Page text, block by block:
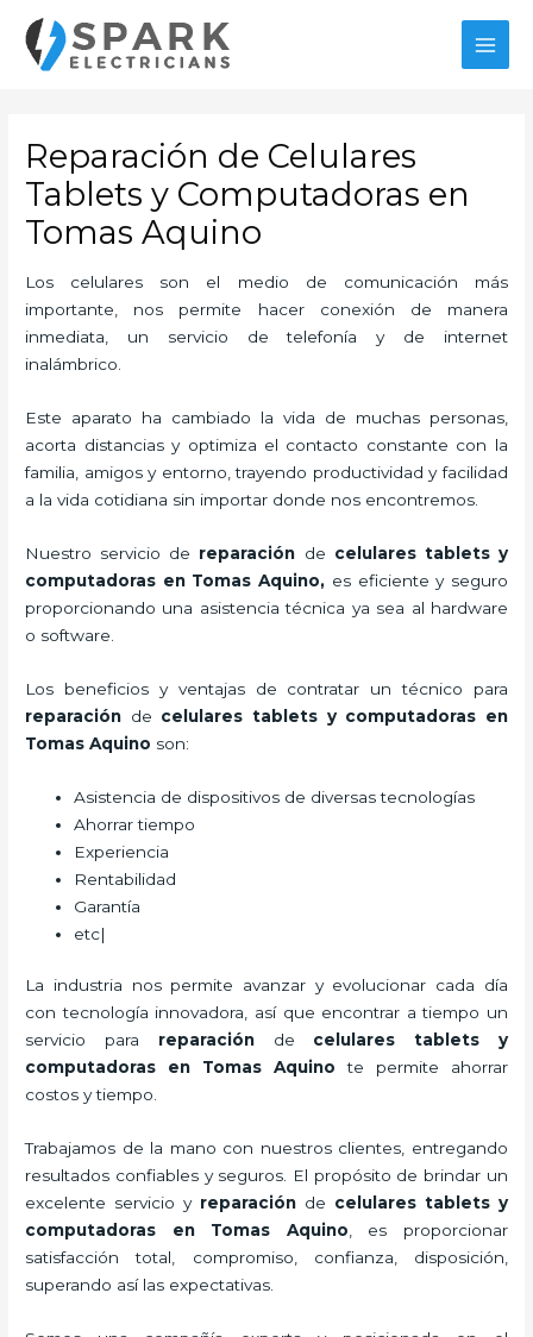
contenido
Reparación de Celulares
Tablets y Computadoras en
Tomas Aquino
Los celulares son el medio de comunicación más
importante, nos permite hacer conexión de manera
inmediata, un servicio de telefonía y de internet
inalámbrico.
Este aparato ha cambiado la vida de muchas personas,
acorta distancias y optimiza el contacto constante con la
familia, amigos y entorno, trayendo productividad y facilidad
a la vida cotidiana sin importar donde nos encontremos.
Nuestro servicio de reparación de celulares tablets y
computadoras en Tomas Aquino, es eficiente y seguro
proporcionando una asistencia técnica ya sea al hardware
o software.
Los beneficios y ventajas de contratar un técnico para
reparación de celulares tablets y computadoras en
Tomas Aquino son:
Asistencia de dispositivos de diversas tecnologías
Ahorrar tiempo
Experiencia
Rentabilidad
Garantía
etc|
La industria nos permite avanzar y evolucionar cada día
con tecnología innovadora, así que encontrar a tiempo un
servicio para reparaciónde celulares tablets y
computadoras
en Tomas Aquino te permite ahorrar
costos y tiempo.
Trabajamos de la mano con nuestros clientes, entregando
resultados confiables y seguros. El propósito de brindar un
excelente servicio y reparación de celulares tablets y
computadoras
en Tomas Aquino , es proporcionar
satisfacción total, compromiso, confianza, disposición,
superando así las expectativas.